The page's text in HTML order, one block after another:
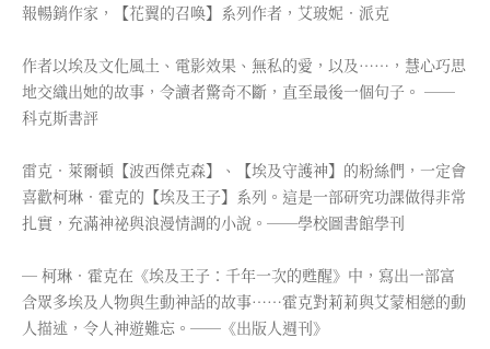
報暢銷作家，【花翼的召喚】系列作者，艾玻妮．派克
作者以埃及文化風土、電影效果、無私的愛，以及……，慧心巧思
地交織出她的故事，令讀者驚奇不斷，直至最後一個句子。 ──
科克斯書評
雷克．萊爾頓【波西傑克森】、【埃及守護神】的粉絲們，一定會
喜歡柯琳．霍克的【埃及王子】系列。這是一部研究功課做得非常
扎實，充滿神祕與浪漫情調的小說。──學校圖書館學刊
─ 柯琳．霍克在《埃及王子：千年一次的甦醒》中，寫出一部富
含眾多埃及人物與生動神話的故事……霍克對莉莉與艾蒙相戀的動
人描述，令人神遊難忘。──《出版人週刊》